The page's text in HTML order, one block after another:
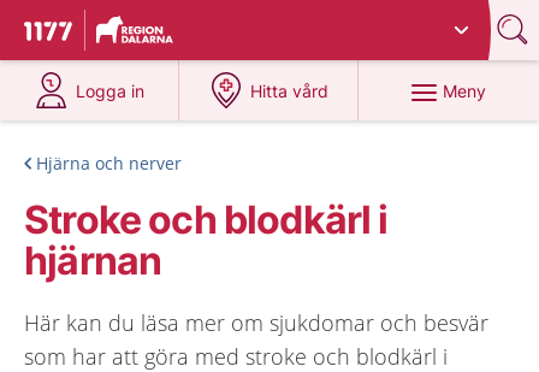
Till startsidan för 1177
Du har valt region
Logga in
på 1177.se
Hitta vård
på 1177.se
Meny
Hjärna och nerver
Stroke och blodkärl i
hjärnan
Här kan du läsa mer om sjukdomar och besvär
som har att göra med stroke och blodkärl i